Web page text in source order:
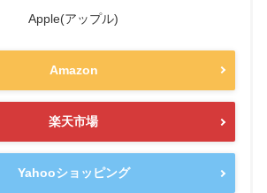
Apple(アップル)
Amazon
楽天市場
Yahooショッピング